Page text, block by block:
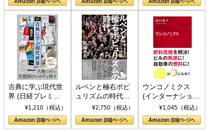
書)
古典に学ぶ現代世
界 (日経プレミア
シリーズ)¥1,210（税込）
ルペンと極右ポピ
ュリズムの時代：
〈ヤヌス〉の二つ
の顔
¥2,750（税込）
ウンコノミクス
(インターナショナ
ル新書)¥1,045（税込）